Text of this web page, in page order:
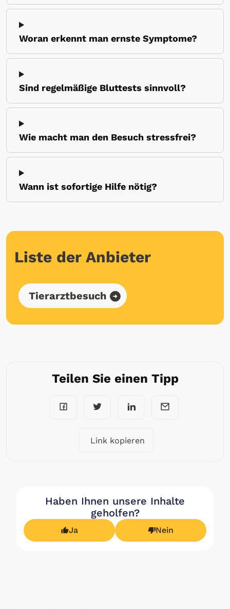
Woran erkennt man ernste Symptome?
Sind regelmäßige Bluttests sinnvoll?
Wie macht man den Besuch stressfrei?
Wann ist sofortige Hilfe nötig?
Liste der Anbieter
Tierarztbesuch
Teilen Sie einen Tipp
Link kopieren
Haben Ihnen unsere Inhalte
geholfen?
Ja Nein